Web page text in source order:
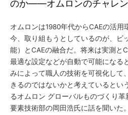
のか――オムロンのチャレ
オムロンは1980年代からCAEの活用
今、取り組もうとしているのが、ビ
能）とCAEの融合だ。将来は実測と
最適な設定などが自動で可能になる
みによって職人の技術を可視化して
きるのではないかと考えているとい
るオムロン グローバルものづくり
要素技術部の岡田浩氏に話を聞いた。